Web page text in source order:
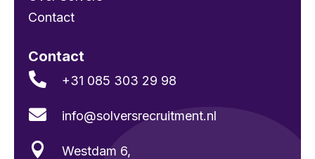
Contact
Contact
 +31 085 303 29 98
 info@solvers­recruitment.nl

Westdam 6,